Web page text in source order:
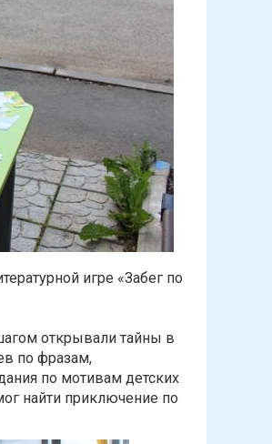
игре «Забег по
открывали тайны в
по фразам,
по мотивам детских
найти приключение по